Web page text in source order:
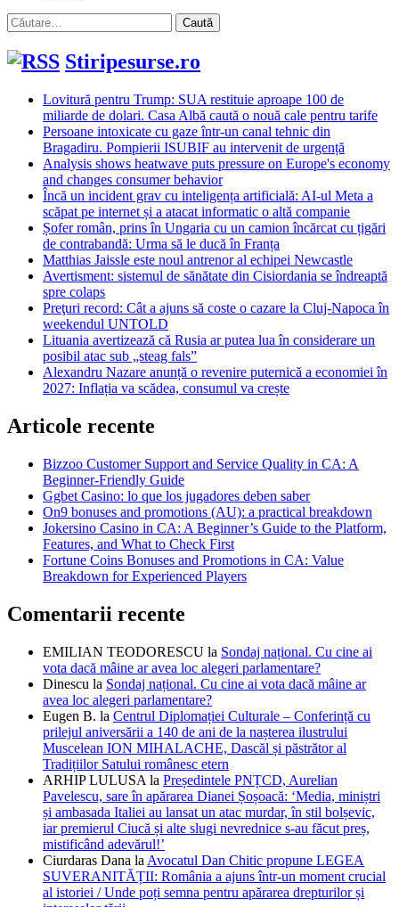
Caută
după:
Stiripesurse.ro
Lovitură pentru Trump: SUA restituie aproape 100 de
miliarde de dolari. Casa Albă caută o nouă cale pentru tarife
Persoane intoxicate cu gaze într-un canal tehnic din
Bragadiru. Pompierii ISUBIF au intervenit de urgență
Analysis shows heatwave puts pressure on Europe's economy
and changes consumer behavior
Încă un incident grav cu inteligența artificială: AI-ul Meta a
scăpat pe internet și a atacat informatic o altă companie
Șofer român, prins în Ungaria cu un camion încărcat cu țigări
de contrabandă: Urma să le ducă în Franța
Matthias Jaissle este noul antrenor al echipei Newcastle
Avertisment: sistemul de sănătate din Cisiordania se îndreaptă
spre colaps
Preţuri record: Cât a ajuns să coste o cazare la Cluj-Napoca în
weekendul UNTOLD
Lituania avertizează că Rusia ar putea lua în considerare un
posibil atac sub „steag fals”
Alexandru Nazare anunță o revenire puternică a economiei în
2027: Inflația va scădea, consumul va crește
Articole recente
Bizzoo Customer Support and Service Quality in CA: A
Beginner-Friendly Guide
Ggbet Casino: lo que los jugadores deben saber
On9 bonuses and promotions (AU): a practical breakdown
Jokersino Casino in CA: A Beginner’s Guide to the Platform,
Features, and What to Check First
Fortune Coins Bonuses and Promotions in CA: Value
Breakdown for Experienced Players
Comentarii recente
EMILIAN TEODORESCU la Sondaj național. Cu cine ai
vota dacă mâine ar avea loc alegeri parlamentare?
Dinescu la Sondaj național. Cu cine ai vota dacă mâine ar
avea loc alegeri parlamentare?
Eugen B. la Centrul Diplomației Culturale – Conferință cu
prilejul aniversării a 140 de ani de la nașterea ilustrului
Muscelean ION MIHALACHE, Dascăl și păstrător al
Tradițiilor Satului românesc etern
ARHIP LULUSA la Președintele PNȚCD, Aurelian
Pavelescu, sare în apărarea Dianei Șoșoacă: ‘Media, miniștri
și ambasada Italiei au lansat un atac murdar, în stil bolșevic,
iar premierul Ciucă și alte slugi nevrednice s-au făcut preș,
mistificând adevărul!’
Ciurdaras Dana la Avocatul Dan Chitic propune LEGEA
SUVERANITĂȚII: România a ajuns într-un moment crucial
al istoriei / Unde poți semna pentru apărarea drepturilor și